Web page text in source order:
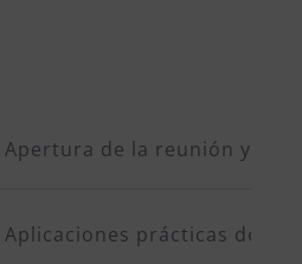
Apertura de la reunión y
Aplicaciones prácticas de IA